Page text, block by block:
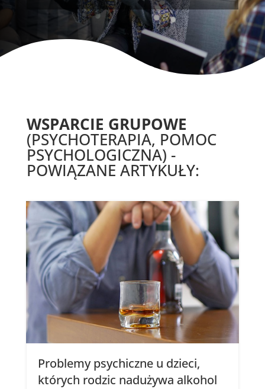
WSPARCIE GRUPOWE
(PSYCHOTERAPIA, POMOC
PSYCHOLOGICZNA) -
POWIĄZANE ARTYKUŁY:
Problemy psychiczne u dzieci,
których rodzic nadużywa alkohol